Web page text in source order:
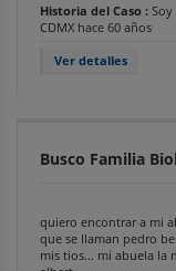
Historia del Caso :
CDMX hace 60 años
Ver detalles
Busco Familia
quiero encontrar a mi
que se llaman pedro
mis tios... mi abuela la